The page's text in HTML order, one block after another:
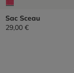
Sac Sceau
29,00 €